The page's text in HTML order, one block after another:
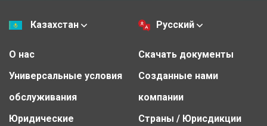
Казахстан Русский
О нас
Универсальные условия
обслуживания
Юридические
Скачать документы
Созданные нами
компании
Страны / Юрисдикции